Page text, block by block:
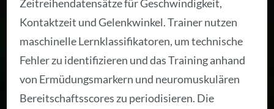
Zeitreihendatensätze für Geschwindigkeit,
Kontaktzeit und Gelenkwinkel. Trainer nutzen
maschinelle Lernklassifikatoren, um technische
Fehler zu identifizieren und das Training anhand
von Ermüdungsmarkern und neuromuskulären
Bereitschaftsscores zu periodisieren. Die